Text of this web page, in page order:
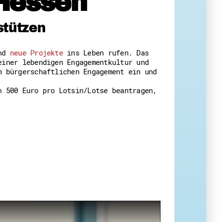
neue Projekteins Leben rufen. Das
lebendigen Engagementkultur und
Engagement ein und
500 Euro pro Lotsin/Lotse beantragen,